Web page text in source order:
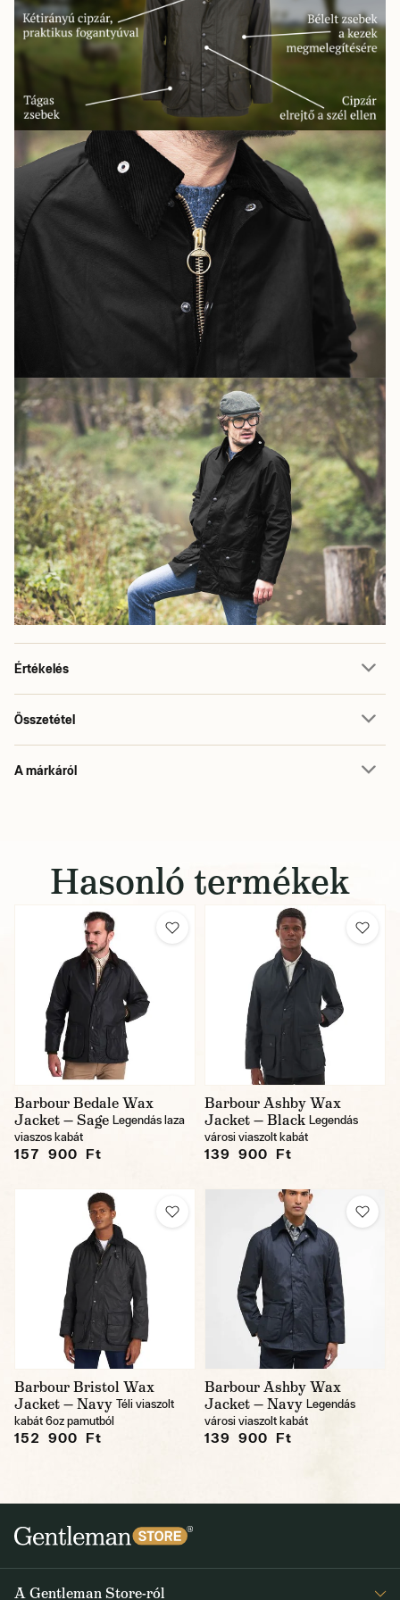
Értékelés
Összetétel
A márkáról
Hasonló termékek
Barbour Bedale Wax
Jacket — Sage Legendás laza
viaszos kabát
157 900 Ft
Barbour Ashby Wax
Jacket — Black Legendás
városi viaszolt kabát
139 900 Ft
Barbour Bristol Wax
Jacket — Navy Téli viaszolt
kabát 6oz pamutból
152 900 Ft
Barbour Ashby Wax
Jacket — Navy Legendás
városi viaszolt kabát
139 900 Ft
A Gentleman Store-ról